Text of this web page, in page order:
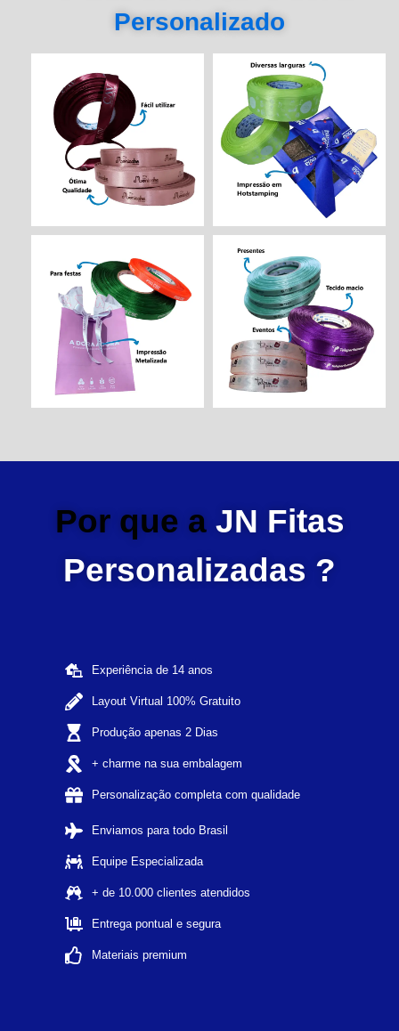
Personalizado
Por que a JN Fitas
Personalizadas ?
Experiência de 14 anos
Layout Virtual 100% Gratuito
Produção apenas 2 Dias
+ charme na sua embalagem
Personalização completa com qualidade
Enviamos para todo Brasil
Equipe Especializada
+ de 10.000 clientes atendidos
Entrega pontual e segura
Materiais premium